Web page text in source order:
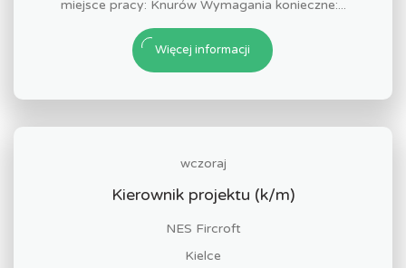
miejsce pracy: Knurów Wymagania konieczne:...
Więcej informacji
wczoraj
Kierownik projektu (k/m)
NES Fircroft
Kielce